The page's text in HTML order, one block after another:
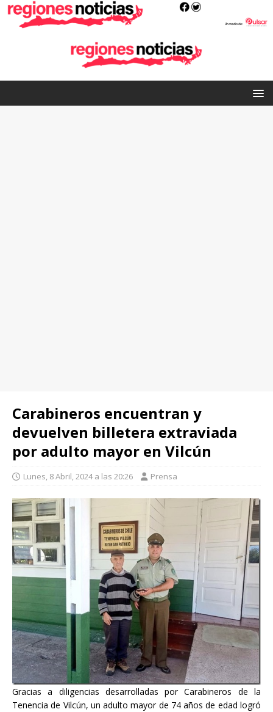
Carabineros encuentran y
devuelven billetera extraviada
por adulto mayor en Vilcún
Lunes, 8 Abril, 2024 a las 20:26 Prensa
Gracias a diligencias desarrolladas por Carabineros de la
Tenencia de Vilcún, un adulto mayor de 74 años de edad logró